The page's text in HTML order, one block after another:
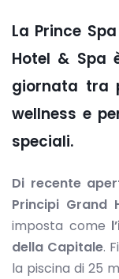
La Prince
Hotel & Spa
giornata tra
wellness e
speciali.
Di recente
Principi Grand
imposta come
della Capitale.
la piscina di 25